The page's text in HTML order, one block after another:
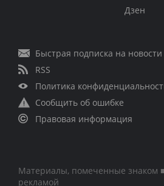
Дзен
Быстрая подписка на новости
RSS
Политика
Сообщить об ошибке
Правовая информация
Материалы, помеченные знаком
рекламой